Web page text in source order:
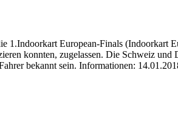
European-Finals (Indoorkart
konnten, zugelassen. Die Schweiz
bekannt sein. Informationen: